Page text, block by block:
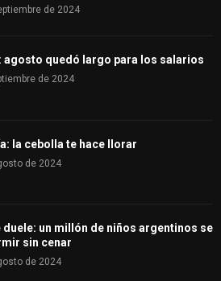
de 2024
agosto quedó largo para los salarios
de 2024
la cebolla te hace llorar
de 2024
duele: un millón de niños argentinos se
sin cenar
de 2024